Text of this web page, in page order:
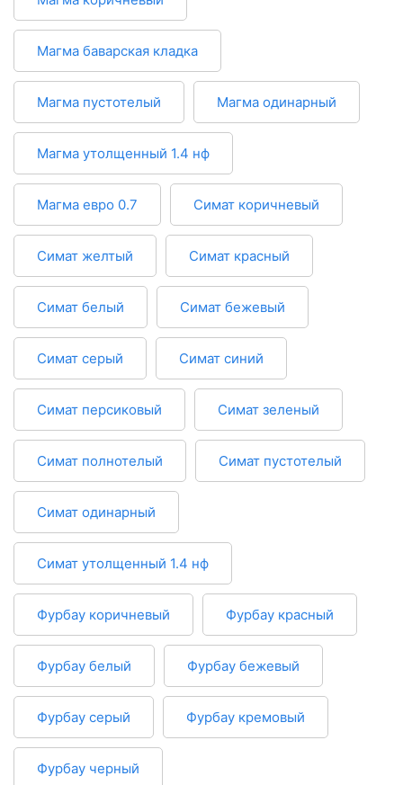
Магма баварская кладка
Магма пустотелый Магма одинарный
Магма утолщенный 1.4 нф
Магма евро 0.7 Симат коричневый
Симат желтый Симат красный
Симат белый Симат бежевый
Симат серый Симат синий
Симат персиковый Симат зеленый
Симат полнотелый Симат пустотелый
Симат одинарный
Симат утолщенный 1.4 нф
Фурбау коричневый Фурбау красный
Фурбау белый Фурбау бежевый
Фурбау серый Фурбау кремовый
Фурбау черный